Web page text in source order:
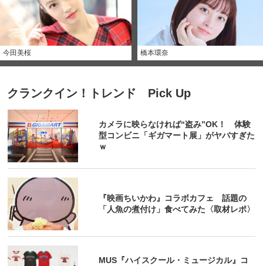
今田美桜 橋本環奈
クランクイン！トレンド Pick Up
カメラに映らなければ“盗み”OK！ 体験
型コンビニ「ギガマート展」がヤバすぎた
ｗ
『映画ちいかわ』コラボカフェ 話題の
「人魚の煮付け」食べてみた〈取材レポ〉
MUS『ハイスクール・ミュージカル』コ